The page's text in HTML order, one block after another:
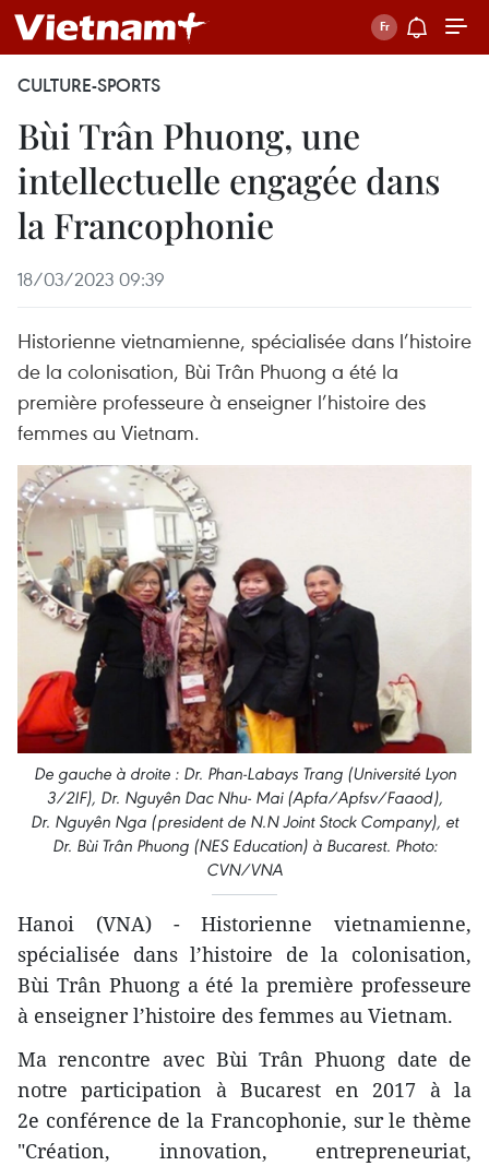
CULTURE-SPORTS
Bùi Trân Phuong, une
intellectuelle engagée dans
la Francophonie
18/03/2023 09:39
Historienne vietnamienne, spécialisée dans l’histoire
de la colonisation, Bùi Trân Phuong a été la
première professeure à enseigner l’histoire des
femmes au Vietnam.
De gauche à droite : Dr. Phan-Labays Trang (Université Lyon
3/2IF), Dr. Nguyên Dac Nhu- Mai (Apfa/Apfsv/Faaod),
Dr. Nguyên Nga (president de N.N Joint Stock Company), et
Dr. Bùi Trân Phuong (NES Education) à Bucarest. Photo:
CVN/VNA
Hanoi (VNA) - Historienne vietnamienne,
spécialisée dans l’histoire de la colonisation,
Bùi Trân Phuong a été la première professeure
à enseigner l’histoire des femmes au Vietnam.
Ma rencontre avec Bùi Trân Phuong date de
notre participation à Bucarest en 2017 à la
2e conférence de la Francophonie, sur le thème
"Création, innovation, entrepreneuriat,